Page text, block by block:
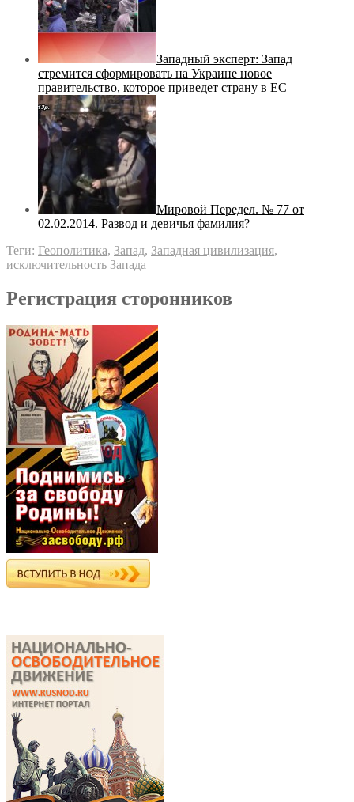
Западный эксперт: Запад
стремится сформировать на Украине новое
правительство, которое приведет страну в ЕС
Мировой Передел. № 77 от
02.02.2014. Развод и девичья фамилия?
Теги: Геополитика, Запад, Западная цивилизация,
исключительность Запада
Регистрация сторонников